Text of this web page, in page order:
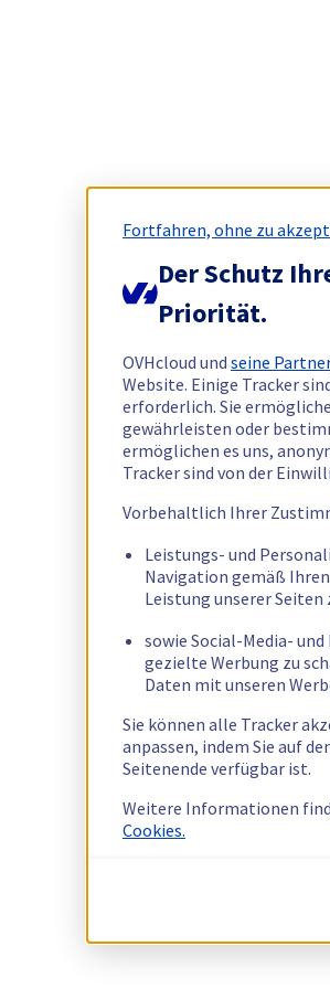
Fortfahren, ohne zu
Der Schutz
Priorität.
OVHcloud und seine
Website. Einige Tracker
erforderlich. Sie
gewährleisten oder
ermöglichen es uns,
Tracker sind von der
Vorbehaltlich Ihrer
Leistungs- und
Navigation gemäß
Leistung unserer Seiten
sowie Social-Media-
gezielte Werbung zu
Daten mit unseren
Sie können alle Tracker
anpassen, indem Sie auf
Seitenende verfügbar ist.
Weitere Informationen
Cookies.